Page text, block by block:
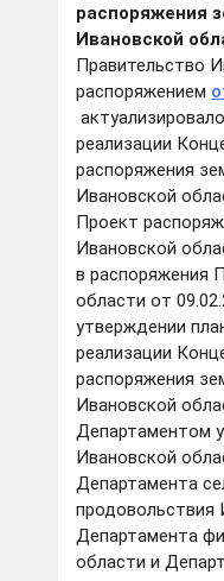
распоряжения
Ивановской
Правительство
распоряжением
реализации
распоряжения
Ивановской
Проект
Ивановской
в распоряжения
области от
утверждении
реализации
распоряжения
Ивановской
Департаментом
Ивановской
Департамента
продовольствия
Департамента
области и